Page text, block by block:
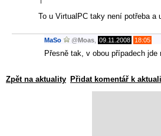
To u VirtualPC taky není potřeba a
MaSo @Moas 09.11.2008 18:05
Přesně tak, v obou případech jde
Zpět na aktuality Přidat komentář k